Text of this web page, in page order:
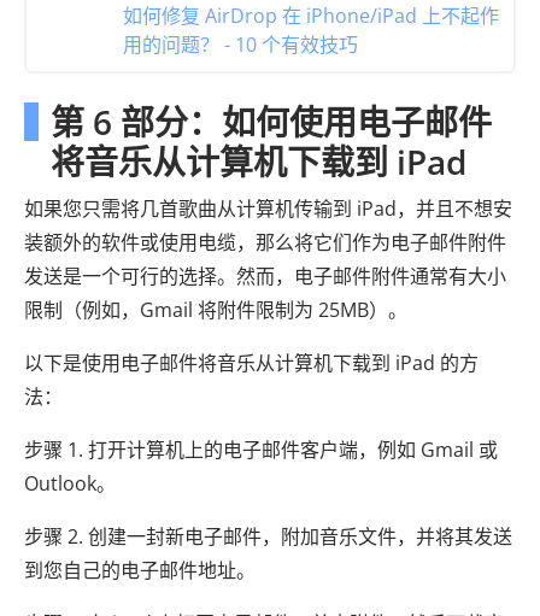
如何修复 AirDrop 在 iPhone/iPad 上不起作
用的问题？ - 10 个有效技巧
第 6 部分：如何使用电子邮件
将音乐从计算机下载到 iPad
如果您只需将几首歌曲从计算机传输到 iPad，并且不想安
装额外的软件或使用电缆，那么将它们作为电子邮件附件
发送是一个可行的选择。然而，电子邮件附件通常有大小
限制（例如，Gmail 将附件限制为 25MB）。
以下是使用电子邮件将音乐从计算机下载到 iPad 的方
法：
步骤 1. 打开计算机上的电子邮件客户端，例如 Gmail 或
Outlook。
步骤 2. 创建一封新电子邮件，附加音乐文件，并将其发送
到您自己的电子邮件地址。